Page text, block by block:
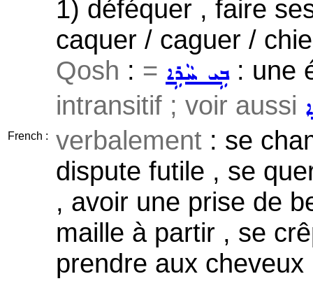
French :
1) déféquer , faire
caquer / caguer /
Qosh : = ܒܹܝ ܚܵܪܹܐ: une
intransitif ; voir aussi
verbalement : se
dispute futile , se
, avoir une prise de
maille à partir , se
prendre aux cheveux